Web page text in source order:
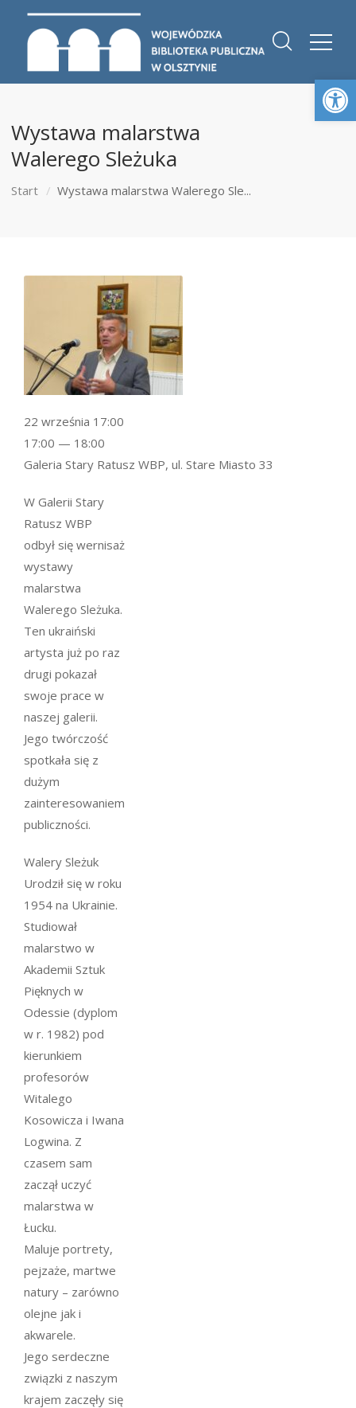
Wystawa malarstwa
Walerego Sleżuka
Start Wystawa malarstwa Walerego Sle...
W Galerii Stary
Ratusz WBP
odbył się wernisaż
wystawy
malarstwa
Walerego Sleżuka.
Ten ukraiński
artysta już po raz
drugi pokazał
swoje prace w
naszej galerii.
Jego twórczość
spotkała się z
dużym
zainteresowaniem
publiczności.
Walery Sleżuk
Urodził się w roku
1954 na Ukrainie.
Studiował
malarstwo w
Akademii Sztuk
Pięknych w
Odessie (dyplom
w r. 1982) pod
kierunkiem
profesorów
Witalego
Kosowicza i Iwana
Logwina. Z
czasem sam
zaczął uczyć
malarstwa w
Łucku.
Maluje portrety,
pejzaże, martwe
natury – zarówno
olejne jak i
akwarele.
Jego serdeczne
związki z naszym
krajem zaczęły się
22 września 17:00
17:00 — 18:00
Galeria Stary Ratusz WBP, ul. Stare Miasto 33